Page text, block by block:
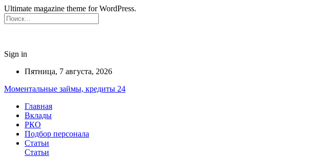
Ultimate magazine theme for WordPress.
Sign in
Пятница, 7 августа, 2026
Моментальные займы, кредиты 24
Главная
Вклады
РКО
Подбор персонала
Статьи
Статьи